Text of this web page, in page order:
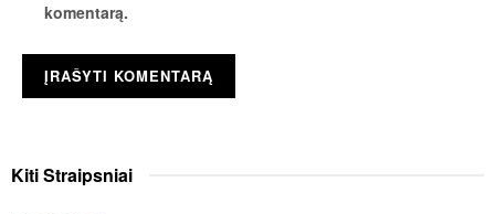
komentarą.
KitiStraipsniai